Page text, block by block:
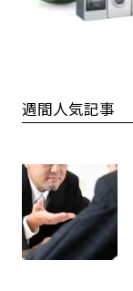
週間人気記事